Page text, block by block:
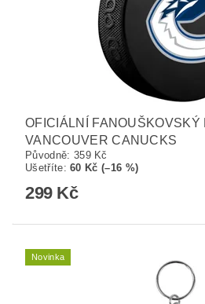
OFICIÁLNÍ FANOUŠKOVSKÝ
VANCOUVER CANUCKS
Původně: 359 Kč
Ušetříte:60 Kč (–16 %)
299 Kč
Novinka